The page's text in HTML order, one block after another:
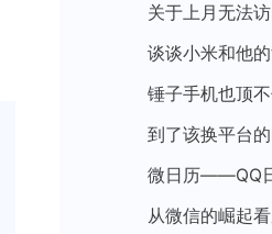
关于上月无法
谈谈小米和他
锤子手机也顶
到了该换平台
微日历——QQ
从微信的崛起